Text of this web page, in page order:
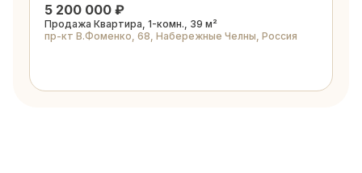
5 200 000 ₽
Продажа Квартира, 1-комн., 39 м²
пр-кт В.Фоменко, 68, Набережные Челны, Россия